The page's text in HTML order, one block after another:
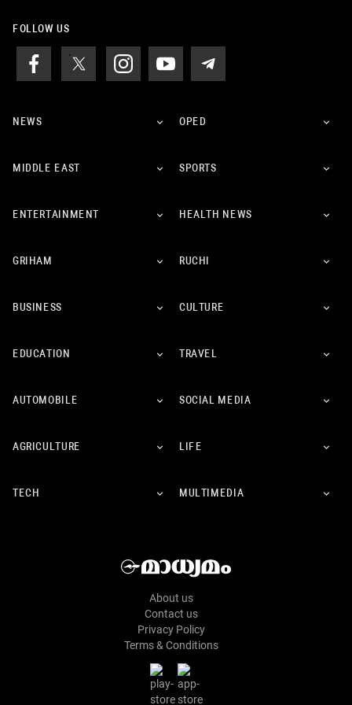
FOLLOW US
NEWS OPED
MIDDLE EAST SPORTS
ENTERTAINMENT HEALTH NEWS
GRIHAM RUCHI
BUSINESS CULTURE
EDUCATION TRAVEL
AUTOMOBILE SOCIAL MEDIA
AGRICULTURE LIFE
TECH MULTIMEDIA
About us
Contact us
Privacy Policy
Terms & Conditions